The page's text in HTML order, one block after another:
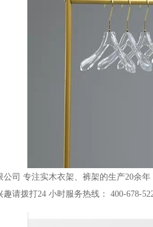
公司 专注实木衣架、裤架的生产20余年
趣请拨打24 小时服务热线： 400-678-